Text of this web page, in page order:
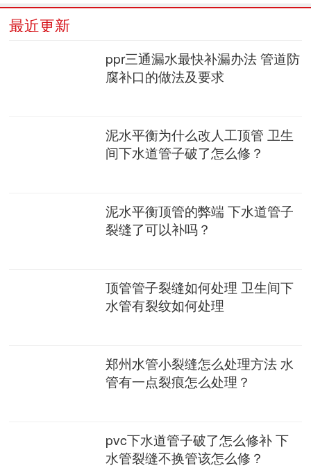
最近更新
ppr三通漏水最快补漏办法 管道防
腐补口的做法及要求
泥水平衡为什么改人工顶管 卫生
间下水道管子破了怎么修？
泥水平衡顶管的弊端 下水道管子
裂缝了可以补吗？
顶管管子裂缝如何处理 卫生间下
水管有裂纹如何处理
郑州水管小裂缝怎么处理方法 水
管有一点裂痕怎么处理？
pvc下水道管子破了怎么修补 下
水管裂缝不换管该怎么修？